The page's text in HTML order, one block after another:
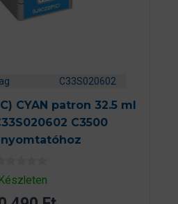
C33S020602
CYAN patron 32.5 ml
C3500
Készleten